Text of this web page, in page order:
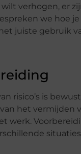
verhogen, er
we hoe
juiste gebruik
risico’s is
het
werk.